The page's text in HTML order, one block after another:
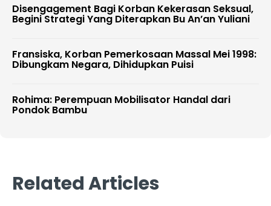
Disengagement Bagi Korban Kekerasan Seksual,
Begini Strategi Yang Diterapkan Bu An’an Yuliani
Fransiska, Korban Pemerkosaan Massal Mei 1998:
Dibungkam Negara, Dihidupkan Puisi
Rohima: Perempuan Mobilisator Handal dari
Pondok Bambu
Related Articles